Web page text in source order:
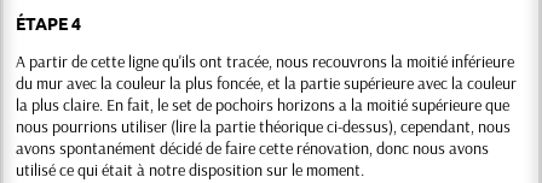
ÉTAPE 4
A partir de cette ligne qu'ils ont tracée, nous recouvrons la moitié inférieure
du mur avec la couleur la plus foncée, et la partie supérieure avec la couleur
la plus claire. En fait, le set de pochoirs horizons a la moitié supérieure que
nous pourrions utiliser (lire la partie théorique ci-dessus), cependant, nous
avons spontanément décidé de faire cette rénovation, donc nous avons
utilisé ce qui était à notre disposition sur le moment.